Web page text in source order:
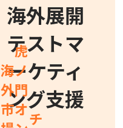
海外展開
テストマ
ーケティ
ング支援
海
外
市
虎
ノ
門
オチ